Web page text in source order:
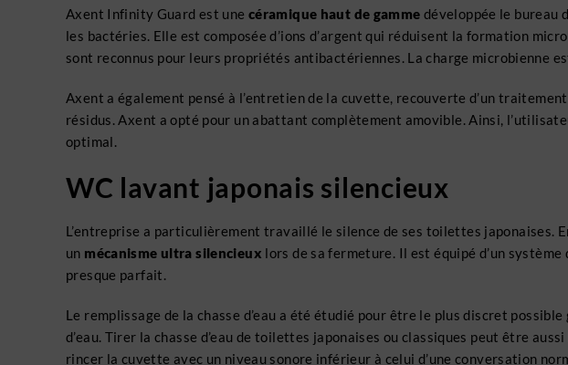
Axent Infinity Guard est une céramique haut de gamme développée le bureau
les bactéries. Elle est composée d’ions d’argent qui réduisent la formation
sont reconnus pour leurs propriétés antibactériennes. La charge microbienne
Axent a également pensé à l’entretien de la cuvette, recouverte d’un
résidus. Axent a opté pour un abattant complètement amovible. Ainsi,
optimal.
WC lavant japonais silencieux
L’entreprise a particulièrement travaillé le silence de ses toilettes japonaises.
un mécanisme ultra silencieux lors de sa fermeture. Il est équipé d’un
presque parfait.
Le remplissage de la chasse d’eau a été étudié pour être le plus discret
d’eau. Tirer la chasse d’eau de toilettes japonaises ou classiques peut être
rincer la cuvette avec un niveau sonore inférieur à celui d’une conversation